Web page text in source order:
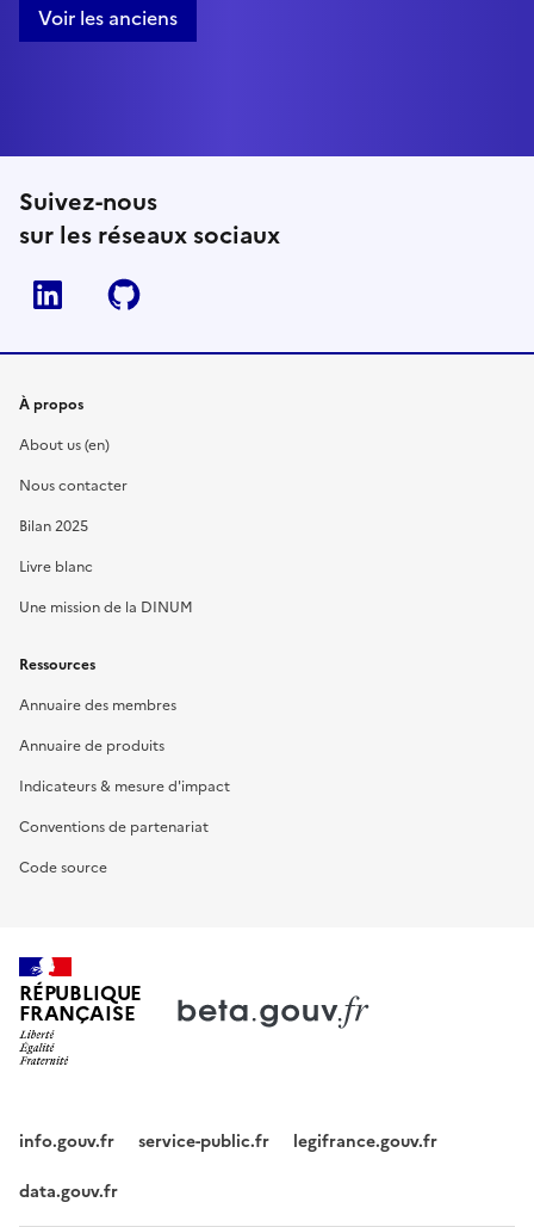
Voir les anciens
Suivez-nous
sur les réseaux sociaux
Linkedin
À propos
About us (en)
Nous contacter
Bilan 2025
Livre blanc
Une mission de la DINUM
Ressources
Annuaire des membres
Annuaire de produits
Indicateurs & mesure d'impact
Conventions de partenariat
Code source
RÉPUBLIQUE
FRANÇAISE
info.gouv.fr service-public.fr
legifrance.gouv.fr
data.gouv.fr